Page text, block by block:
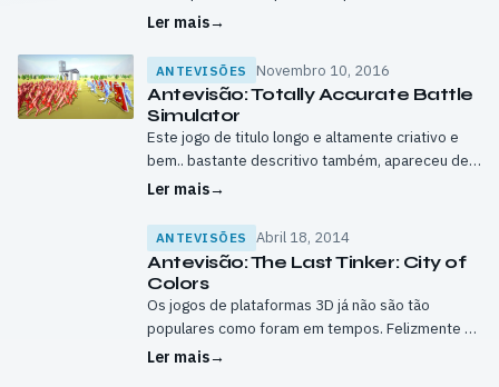
potencialidade e conteúdo que o jogo irá receber
Ler mais→
ANTEVISÕES Novembro 10, 2016
Antevisão: Totally Accurate Battle
Simulator
Este jogo de titulo longo e altamente criativo e
bem.. bastante descritivo também, apareceu de
surpresa quando estava a activar a chave de
Ler mais→
ANTEVISÕES Abril 18, 2014
Antevisão: The Last Tinker: City of
Colors
Os jogos de plataformas 3D já não são tão
populares como foram em tempos. Felizmente a
Nintendo continua a lançar um Mario 3D em todas
Ler mais→